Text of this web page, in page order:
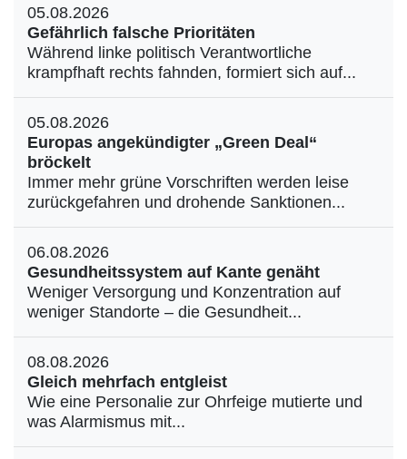
05.08.2026
Gefährlich falsche Prioritäten
Während linke politisch Verantwortliche
krampfhaft rechts fahnden, formiert sich auf...
05.08.2026
Europas angekündigter „Green Deal“
bröckelt
Immer mehr grüne Vorschriften werden leise
zurückgefahren und drohende Sanktionen...
06.08.2026
Gesundheitssystem auf Kante genäht
Weniger Versorgung und Konzentration auf
weniger Standorte – die Gesundheit...
08.08.2026
Gleich mehrfach entgleist
Wie eine Personalie zur Ohrfeige mutierte und
was Alarmismus mit...